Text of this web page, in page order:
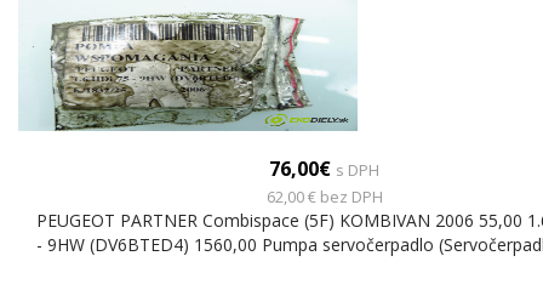
76,00€ s DPH
62,00 € bez DPH
PEUGEOT PARTNER Combispace (5F) KOMBIVAN 2006 55,00
- 9HW (DV6BTED4) 1560,00 Pumpa servočerpadlo